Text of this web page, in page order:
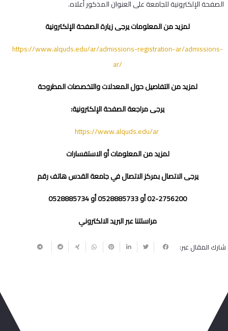
الصفحة الإلكترونية للجامعة على العنوان المذكور أعلاه.
لمزيد من المعلومات يرجى زيارة الصفحة الإلكترونية
https://www.alquds.edu/ar/admissions-registration-ar/admissions-
ar/
لمزيد من التفاصيل حول المعدلات والتخصصات المطروحة
يرجى مراجعة الصفحة الإلكترونية:
https://www.alquds.edu/ar
لمزيد من المعلومات أو الاستفسارات
يرجى الاتصال بمركز الاتصال في جامعة القدس هاتف رقم
02-2756200أو0528885733أو 0528885734
مراسلتنا عبر البريد الالكتروني
شارك المقال عبر: